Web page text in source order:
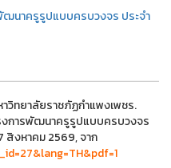
ฒนาครูรูปแบบครบวงจร ประจำ
วิทยาลัยราชภัฏกำแพงเพชร.
งการพัฒนาครูรูปแบบครบวงจร
สิงหาคม 2569, จาก